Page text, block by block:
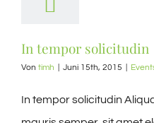
In tempor solicitudin
Von timh Juni 15th, 2015
In tempor solicitudin